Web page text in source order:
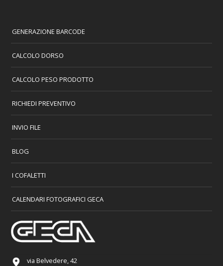
GENERAZIONE BARCODE
CALCOLO DORSO
CALCOLO PESO PRODOTTO
RICHIEDI PREVENTIVO
INVIO FILE
BLOG
I COFALETTI
CALENDARI FOTOGRAFICI GECA
via Belvedere, 42